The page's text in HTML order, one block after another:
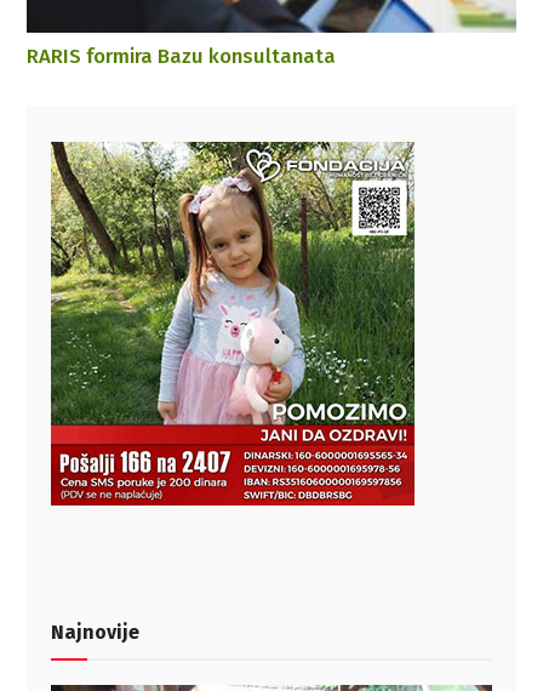
RARIS formira Bazu konsultanata
Najnovije